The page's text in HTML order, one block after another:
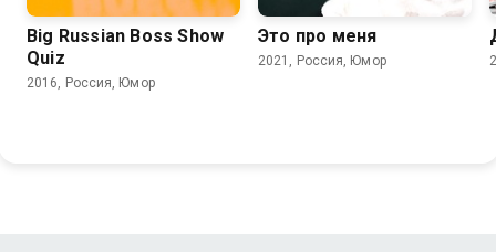
Big Russian Boss Show
Quiz
2016, Россия, Юмор
Это про меня
2021, Россия, Юмор